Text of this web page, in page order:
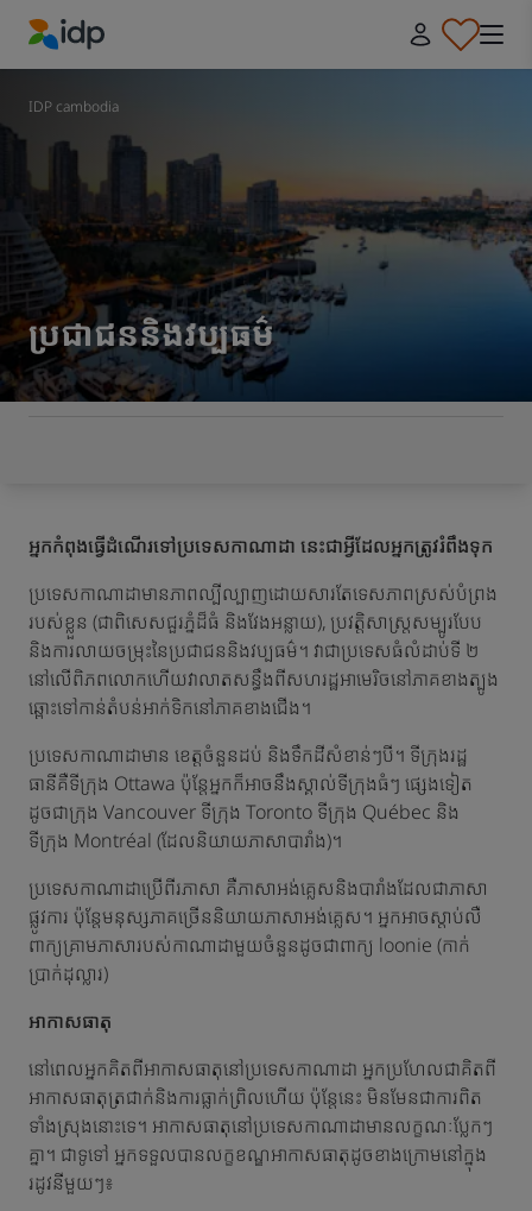
IDP Education
IDP cambodia
ប្រជាជននិងវប្បធម៌
អ្នកកំពុងធ្វើដំណើរទៅប្រទេសកាណាដា នេះជាអ្វីដែលអ្នកត្រូវរំពឹងទុក
ប្រទេសកាណាដាមានភាពល្បីល្បាញដោយសារតែទេសភាពស្រស់បំព្រង
របស់ខ្លួន (ជាពិសេសជួរភ្នំដ៏ធំ និងវែងអន្លាយ), ប្រវត្តិសាស្រ្តសម្បូរបែប
និងការលាយចម្រុះនៃប្រជាជននិងវប្បធម៌។ វាជាប្រទេសធំលំដាប់ទី ២
នៅលើពិភពលោកហើយវាលាតសន្ធឹងពីសហរដ្ឋអាមេរិចនៅភាគខាងត្បូង
ឆ្ពោះទៅកាន់តំបន់អាក់ទិកនៅភាគខាងជើង។
ប្រទេសកាណាដាមាន ខេត្តចំនួនដប់ និងទឹកដីសំខាន់ៗបី។ ទីក្រុងរដ្ឋ
ធានីគឺទីក្រុង Ottawa ប៉ុន្តែអ្នកក៏អាចនឹងស្គាល់ទីក្រុងធំៗ ផ្សេងទៀត
ដូចជាក្រុង Vancouver ទីក្រុង Toronto ទីក្រុង Québec និង
ទីក្រុង Montréal (ដែលនិយាយភាសាបារាំង)។
ប្រទេសកាណាដាប្រើពីរភាសា គឺភាសាអង់គ្លេសនិងបារាំងដែលជាភាសា
ផ្លូវការ ប៉ុន្តែមនុស្សភាគច្រើននិយាយភាសាអង់គ្លេស។ អ្នកអាចស្តាប់លឺ
ពាក្យគ្រាមភាសារបស់កាណាដាមួយចំនួនដូចជាពាក្យ loonie (កាក់
ប្រាក់ដុល្លារ)
អាកាសធាតុ
នៅពេលអ្នកគិតពីអាកាសធាតុនៅប្រទេសកាណាដា អ្នកប្រហែលជាគិតពី
អាកាសធាតុត្រជាក់និងការធ្លាក់ព្រិលហើយ ប៉ុន្តែនេះ មិនមែនជាការពិត
ទាំងស្រុងនោះទេ។ អាកាសធាតុនៅប្រទេសកាណាដាមានលក្ខណៈប្លែកៗ
គ្នា។ ជាទូទៅ អ្នកទទួលបានលក្ខខណ្ឌអាកាសធាតុដូចខាងក្រោមនៅក្នុង
រដូវនីមួយៗ៖